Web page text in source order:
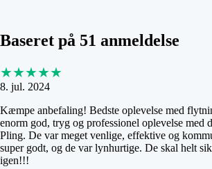
Baseret på 51 anmeldelse
★★★★★
8. jul. 2024
Kæmpe anbefaling! Bedste oplevelse med
enorm god, tryg og professionel oplevelse med
Pling. De var meget venlige, effektive og
super godt, og de var lynhurtige. De skal helt
igen!!!